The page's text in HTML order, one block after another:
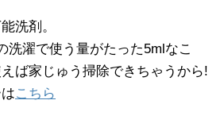
洗剤。
洗濯で使う量がたった5mlなこ
ば家じゅう掃除できちゃうから!
こちら